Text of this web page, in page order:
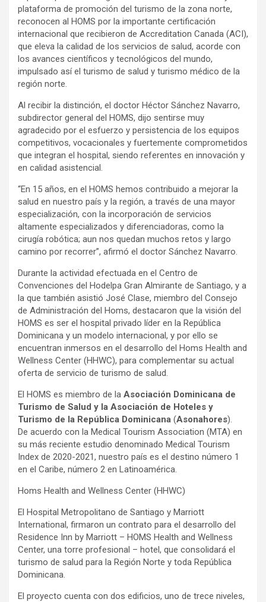
plataforma de promoción del turismo de la zona norte,
reconocen al HOMS por la importante certificación
internacional que recibieron de Accreditation Canada (ACI),
que eleva la calidad de los servicios de salud, acorde con
los avances científicos y tecnológicos del mundo,
impulsado así el turismo de salud y turismo médico de la
región norte.
Al recibir la distinción, el doctor Héctor Sánchez Navarro,
subdirector general del HOMS, dijo sentirse muy
agradecido por el esfuerzo y persistencia de los equipos
competitivos, vocacionales y fuertemente comprometidos
que integran el hospital, siendo referentes en innovación y
en calidad asistencial.
“En 15 años, en el HOMS hemos contribuido a mejorar la
salud en nuestro país y la región, a través de una mayor
especialización, con la incorporación de servicios
altamente especializados y diferenciadoras, como la
cirugía robótica; aun nos quedan muchos retos y largo
camino por recorrer”, afirmó el doctor Sánchez Navarro.
Durante la actividad efectuada en el Centro de
Convenciones del Hodelpa Gran Almirante de Santiago, y a
la que también asistió José Clase, miembro del Consejo
de Administración del Homs, destacaron que la visión del
HOMS es ser el hospital privado líder en la República
Dominicana y un modelo internacional, y por ello se
encuentran inmersos en el desarrollo del Homs Health and
Wellness Center (HHWC), para complementar su actual
oferta de servicio de turismo de salud.
El HOMS es miembro de la Asociación Dominicana de
Turismo de Salud y la Asociación de Hoteles y
Turismo de la República Dominicana (Asonahores).
De acuerdo con la Medical Tourism Association (MTA) en
su más reciente estudio denominado Medical Tourism
Index de 2020-2021, nuestro país es el destino número 1
en el Caribe, número 2 en Latinoamérica.
Homs Health and Wellness Center (HHWC)
El Hospital Metropolitano de Santiago y Marriott
International, firmaron un contrato para el desarrollo del
Residence Inn by Marriott – HOMS Health and Wellness
Center, una torre profesional – hotel, que consolidará el
turismo de salud para la Región Norte y toda República
Dominicana.
El proyecto cuenta con dos edificios, uno de trece niveles,